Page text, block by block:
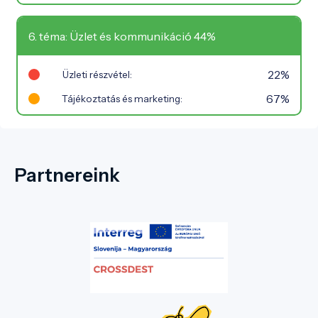
6. téma: Üzlet és kommunikáció 44%
Üzleti részvétel: 22%
Tájékoztatás és marketing: 67%
Partnereink